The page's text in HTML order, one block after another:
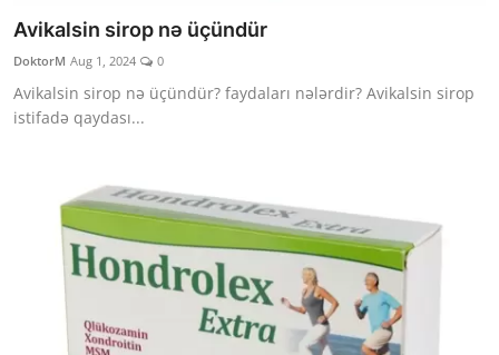
Avikalsin sirop nə üçündür
DoktorM Aug 1, 2024 0
Avikalsin sirop nə üçündür? faydaları nələrdir? Avikalsin sirop
istifadə qaydası...